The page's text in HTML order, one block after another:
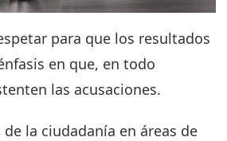
para que los resultados
en que, en todo
las acusaciones.
la ciudadanía en áreas de